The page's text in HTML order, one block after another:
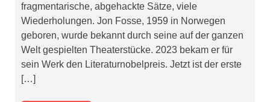
fragmentarische, abgehackte Sätze, viele
Wiederholungen. Jon Fosse, 1959 in Norwegen
geboren, wurde bekannt durch seine auf der ganzen
Welt gespielten Theaterstücke. 2023 bekam er für
sein Werk den Literaturnobelpreis. Jetzt ist der erste
[…]